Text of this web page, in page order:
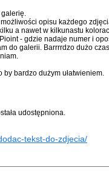
jeszcze przyjemniejsze i
Państwa aukcjach.
galerię.
opisu każdego
a nawet w kilkunastu
- gdzie nadaje numer i
do galerii. Barrrrdzo dużo
by bardzo dużym ułatwieniem.
udostępniona.
tekst-do-zdjecia/